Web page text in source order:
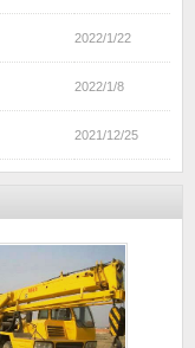
2022/1/22
2022/1/8
2021/12/25